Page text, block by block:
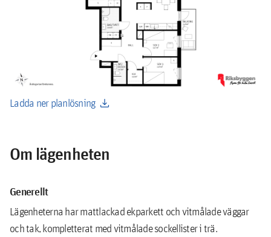
Ladda ner planlösning download
Om lägenheten
Generellt
Lägenheterna har mattlackad ekparkett och vitmålade väggar
och tak, kompletterat med vitmålade sockellister i trä.